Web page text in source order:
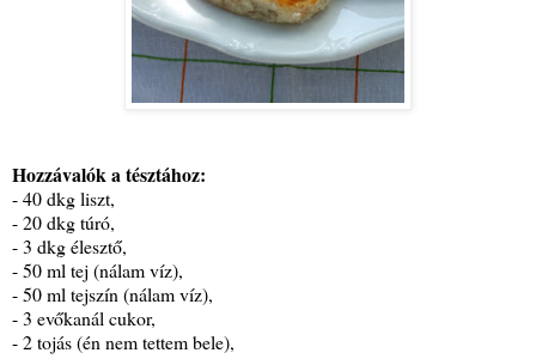
Hozzávalók a tésztához:
- 40 dkg liszt,
- 20 dkg túró,
- 3 dkg élesztő,
- 50 ml tej (nálam víz),
- 50 ml tejszín (nálam víz),
- 3 evőkanál cukor,
- 2 tojás (én nem tettem bele),